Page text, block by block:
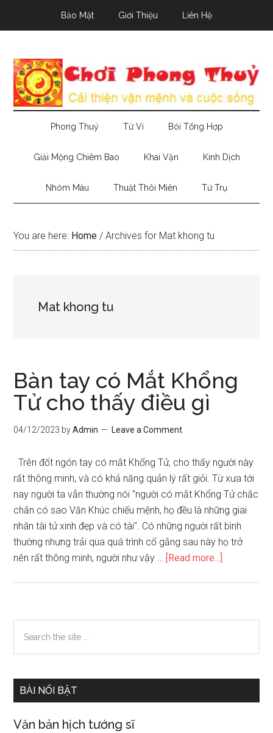
Bảo Mật Giới Thiệu Liên Hệ
Phong Thuỷ Tử Vi Bói Tổng Hợp
Giải Mộng Chiêm Bao Khai Vận Kinh Dịch
Nhóm Máu Thuật Thôi Miên Tứ Trụ
You are here: Home / Archives for Mat khong tu
Mat khong tu
Bàn tay có Mắt Khổng
Tử cho thấy điều gì
04/12/2023 byAdmin Leave a Comment
Trên đốt ngón tay có mắt Khổng Tử, cho thấy người này
rất thông minh, và có khả năng quản lý rất giỏi. Từ xưa tới
nay người ta vẫn thường nói "người có mắt Khổng Tử chắc
chắn có sao Văn Khúc chiếu mệnh, họ đều là những giai
nhân tài tử xinh đẹp và có tài". Có những người rất bình
thường nhưng trải qua quá trình cố gắng sau này họ trở
nên rất thông minh, người như vậy … [Read more...]
Mắt
Tử
điều
Primary
Sidebar
the
BÀI NỔI BẬT
Văn bản hịch tướng sĩ